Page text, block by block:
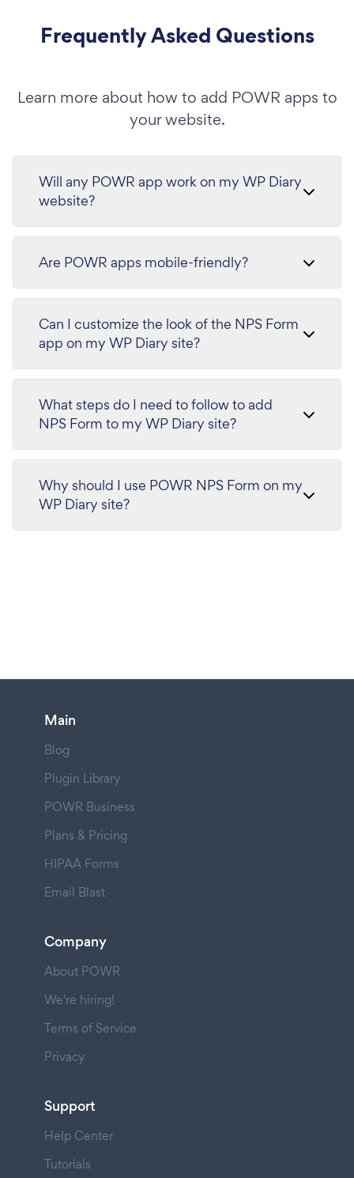
Frequently Asked Questions
Learn more about how to add POWR apps to
your website.
Will any POWR app work on my WP Diary
website?
Are POWR apps mobile-friendly?
Can I customize the look of the NPS Form
app on my WP Diary site?
What steps do I need to follow to add
NPS Form to my WP Diary site?
Why should I use POWR NPS Form on my
WP Diary site?
Main
Blog
Plugin Library
POWR Business
Plans & Pricing
HIPAA Forms
Email Blast
Company
About POWR
We're hiring!
Terms of Service
Privacy
Support
Help Center
Tutorials